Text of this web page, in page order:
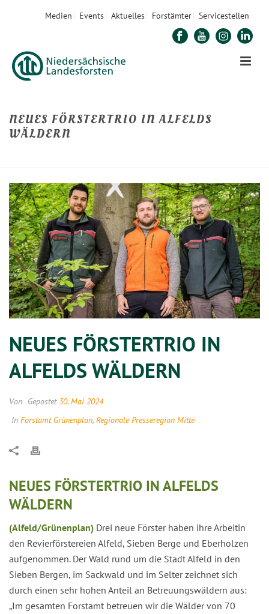
Medien Events Aktuelles Forstämter Servicestellen
NEUES FÖRSTERTRIO IN ALFELDS
WÄLDERN
NEUES FÖRSTERTRIO IN
ALFELDS WÄLDERN
Von Gepostet30. Mai 2024
In Forstamt Grünenplan, Regionale Presseregion Mitte
NEUES FÖRSTERTRIO IN ALFELDS
WÄLDERN
(Alfeld/Grünenplan) Drei neue Förster haben ihre Arbeitin
den Revierförstereien Alfeld, Sieben Berge und Eberholzen
aufgenommen. Der Wald rund um die Stadt Alfeld in den
Sieben Bergen, im Sackwald und im Selter zeichnet sich
durch einen sehr hohen Anteil an Betreuungswäldern aus:
„Im gesamten Forstamt betreuen wir die Wälder von 70